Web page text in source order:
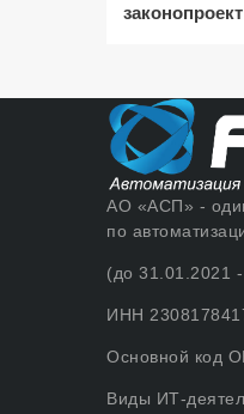
законопроект
АО «АСП» -
по
(до 31.01.2021
ИНН
Основной код
Виды ИТ-